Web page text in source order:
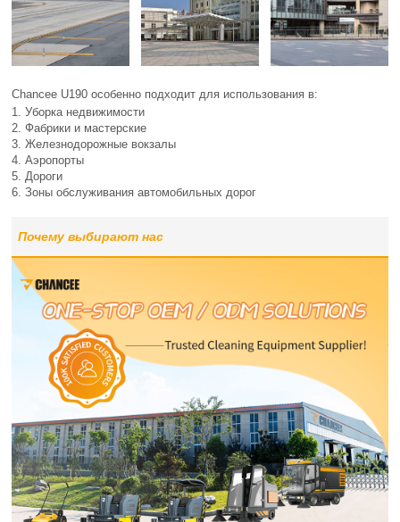
Chancee U190 особенно подходит для использования в:
1. Уборка недвижимости
2. Фабрики и мастерские
3. Железнодорожные вокзалы
4. Аэропорты
5. Дороги
6. Зоны обслуживания автомобильных дорог
Почему выбирают нас